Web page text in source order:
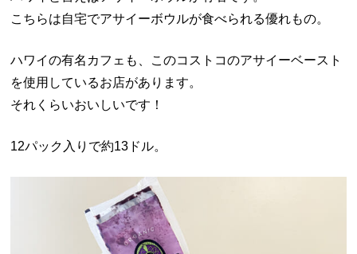
こちらは自宅でアサイーボウルが食べられる優れもの。
ハワイの有名カフェも、このコストコのアサイーベースト
を使用しているお店があります。
それくらいおいしいです！
12パック入りで約13ドル。